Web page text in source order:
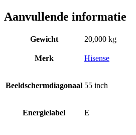
Aanvullende informatie
Gewicht 20,000 kg
Merk Hisense
Beeldschermdiagonaal 55 inch
Energielabel E